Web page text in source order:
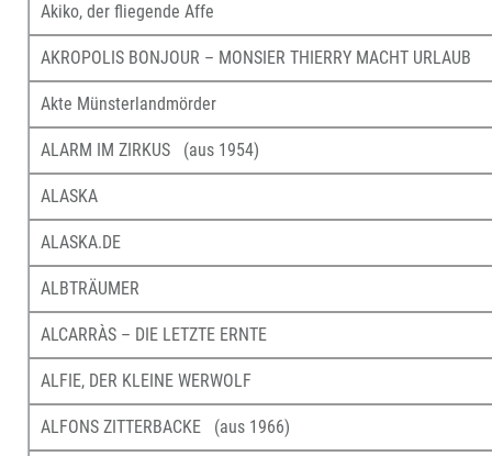
Akiko, der fliegende Affe
AKROPOLIS BONJOUR – MONSIER THIERRY MACHT URLAUB
Akte Münsterlandmörder
ALARM IM ZIRKUS (aus 1954)
ALASKA
ALASKA.DE
ALBTRÄUMER
ALCARRÀS – DIE LETZTE ERNTE
ALFIE, DER KLEINE WERWOLF
ALFONS ZITTERBACKE (aus 1966)